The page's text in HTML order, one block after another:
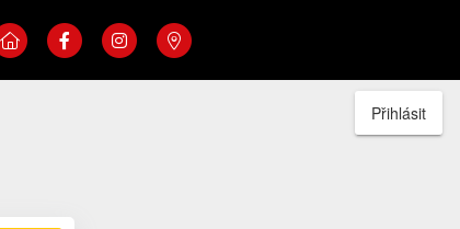
Přihlásit